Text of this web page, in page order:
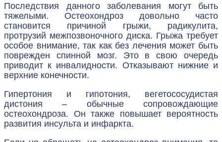
Последствия данного заболевания могут быть
тяжелыми. Остеохондроз довольно часто
становится причиной грыжи, радикулита,
протрузий межпозвоночного диска. Грыжа требует
особое внимание, так как без лечения может быть
поврежден спинной мозг. Это в свою очередь
приводит к инвалидности. Отказывают нижние и
верхние конечности.
Гипертония и гипотония, вегетососудистая
дистония – обычные сопровождающие
остеохондроза. Он также повышает вероятность
развития инсульта и инфаркта.